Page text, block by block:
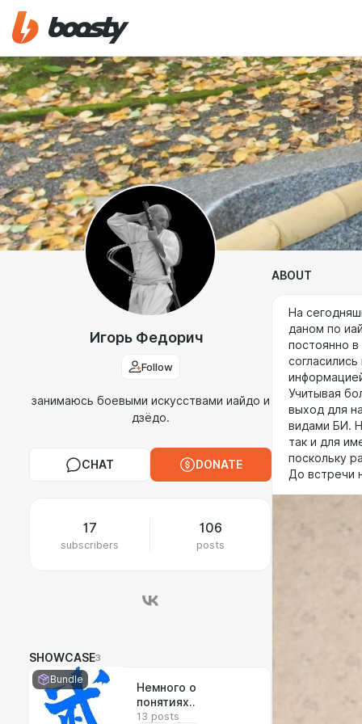
Игорь Федорич
Follow
занимаюсь боевыми искусствами иайдо и
дзёдо.
CHAT DONATE
17
subscribers
106
posts
SHOWCASE3
Bundle
Немного о
понятиях..
13 posts
ABOUT
На
даном по
постоянно
Учитывая
выход для
видами БИ.
так и для
поскольку
До встречи